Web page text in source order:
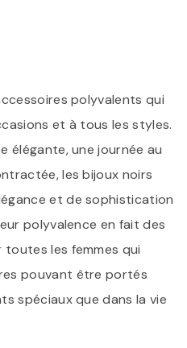
polyvalents qui
et à tous les styles.
élégante, une journée au
les bijoux noirs
et de sophistication
polyvalence en fait des
les femmes qui
pouvant être portés
spéciaux que dans la vie